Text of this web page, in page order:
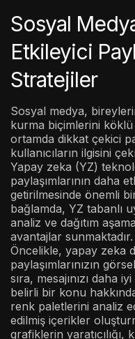
Sosyal
Etkileyici
Stratejiler
Sosyal medya,
kurma biçimlerini
ortamda dikkat çekici
kullanıcıların ilgisini
Yapay zeka (YZ)
paylaşımlarının daha
getirilmesinde önemli
bağlamda, YZ tabanlı
analiz ve dağıtım
avantajlar sunmaktadır.
Öncelikle, yapay zeka
paylaşımlarınızın
sıra, mesajınızı daha
belirli bir konu
renk paletlerini analiz
edilmiş içerikler
grafiklerin yaratıcılığı,